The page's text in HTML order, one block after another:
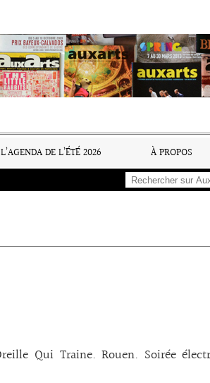
L’AGENDA DE L’ÉTÉ 2026 À PROPOS
Qui Traine. Rouen. Soirée